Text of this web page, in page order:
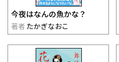
今夜はなんの魚かな？
著者 たかぎなおこ